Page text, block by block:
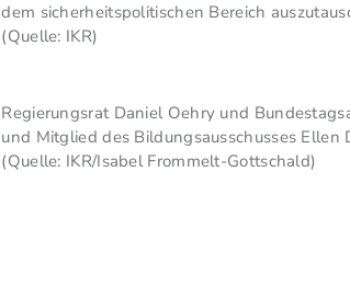
dem sicherheitspolitischen Bereich
(Quelle: IKR)
Regierungsrat Daniel Oehry und
und Mitglied des Bildungsausschusses Ellen
(Quelle: IKR/Isabel Frommelt-Gottschald)